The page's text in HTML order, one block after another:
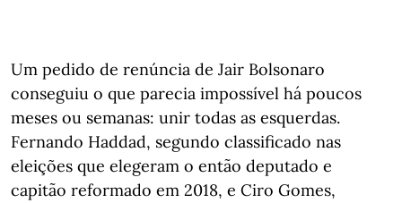
Um pedido de renúncia de Jair Bolsonaro
conseguiu o que parecia impossível há poucos
meses ou semanas: unir todas as esquerdas.
Fernando Haddad, segundo classificado nas
eleições que elegeram o então deputado e
capitão reformado em 2018, e Ciro Gomes,